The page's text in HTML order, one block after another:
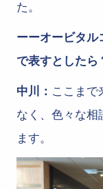
た。
ーーオービタル
で表すとしたら
中川： ここまで
なく、色々な相
ます。